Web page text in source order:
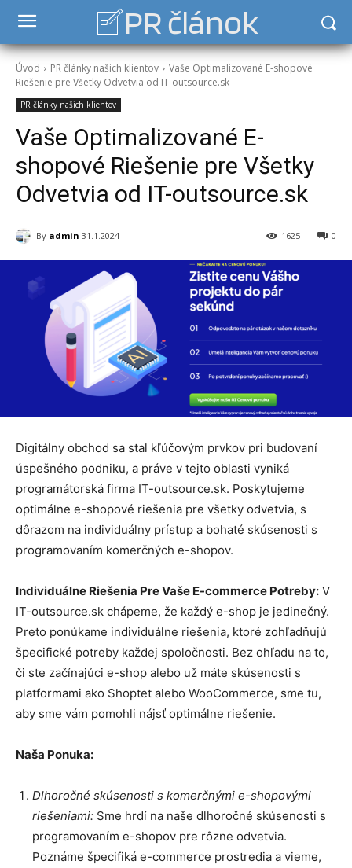
PR článok
Úvod PR články našich klientov
Vaše Optimalizované E-shopové
Riešenie pre Všetky Odvetvia od IT-outsource.sk
PR články našich klientov
Vaše Optimalizované E-
shopové Riešenie pre Všetky
Odvetvia od IT-outsource.sk
By admin 31.1.2024 0
1625
Digitálny obchod sa stal kľúčovým prvkov pri budovaní
úspešného podniku, a práve v tejto oblasti vyniká
programátorská firma IT-outsource.sk. Poskytujeme
optimálne e-shopové riešenia pre všetky odvetvia, s
dôrazom na individuálny prístup a bohaté skúsenosti s
programovaním komerčných e-shopov.
Individuálne Riešenia Pre Vaše E-commerce Potreby: V
IT-outsource.sk chápeme, že každý e-shop je jedinečný.
Preto ponúkame individuálne riešenia, ktoré zohľadňujú
špecifické potreby každej spoločnosti. Bez ohľadu na to,
či ste začínajúci e-shop alebo už máte skúsenosti s
platformami ako Shoptet alebo WooCommerce, sme tu,
aby sme vám pomohli nájsť optimálne riešenie.
Naša Ponuka:
Dlhoročné skúsenosti s komerčnými e-shopovými
riešeniami: Sme hrdí na naše dlhoročné skúsenosti s
programovaním e-shopov pre rôzne odvetvia.
Poznáme špecifiká e-commerce prostredia a vieme,